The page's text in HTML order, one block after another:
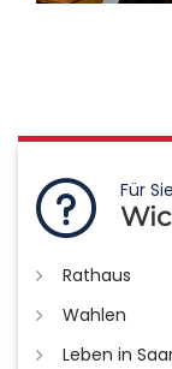
Für Sie
Rathaus
Wahlen
Leben in